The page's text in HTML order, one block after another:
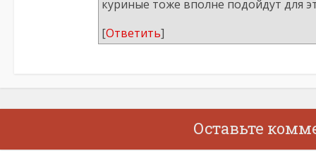
куриные тоже вполне подойдут для
[Ответить]
Оставьте